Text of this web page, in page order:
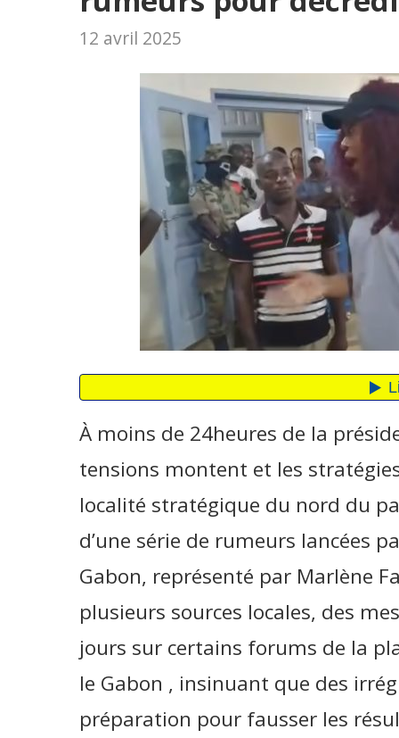
12 avril 2025
À moins de 24heures de la
tensions montent et les
localité stratégique du nord du
d’une série de rumeurs lancées
Gabon, représenté par Marlène
plusieurs sources locales, des
jours sur certains forums de la
le Gabon , insinuant que des
préparation pour fausser les